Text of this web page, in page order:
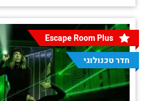
Escape Room Plus
חדר טכנולוגי